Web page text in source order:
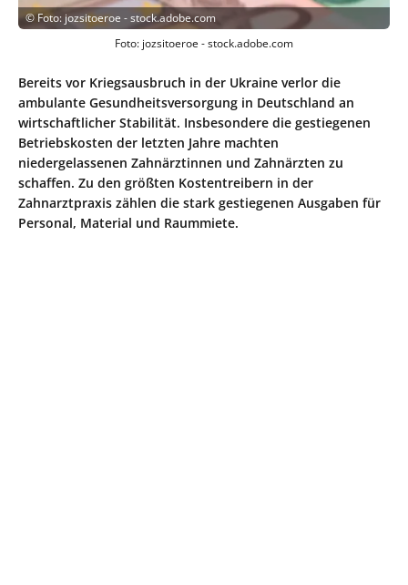
©Foto: jozsitoeroe - stock.adobe.com
Foto: jozsitoeroe - stock.adobe.com
Bereits vor Kriegsausbruch in der Ukraine verlor die
ambulante Gesundheitsversorgung in Deutschland an
wirtschaftlicher Stabilität. Insbesondere die gestiegenen
Betriebskosten der letzten Jahre machten
niedergelassenen Zahnärztinnen und Zahnärzten zu
schaffen. Zu den größten Kostentreibern in der
Zahnarztpraxis zählen die stark gestiegenen Ausgaben für
Personal, Material und Raummiete.